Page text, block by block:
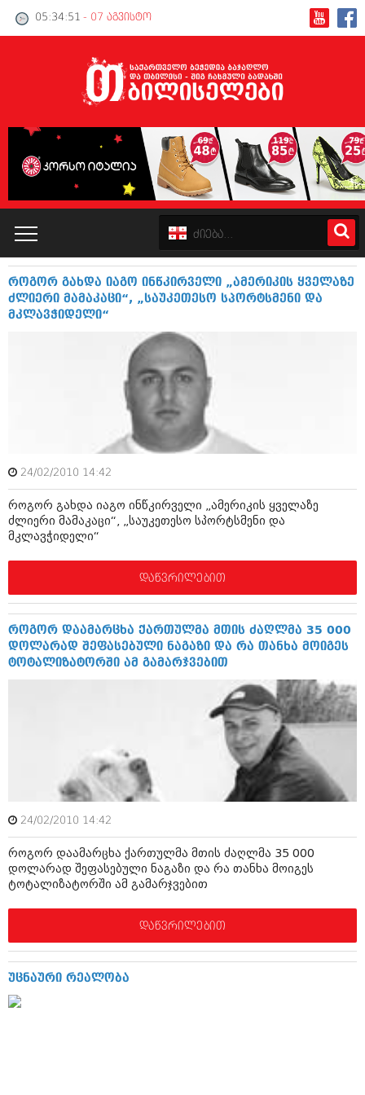
05:34:51 - 07 აგვისტო
ინტერვიუები
ამბები
საზოგადოება
მოდი, ვილაპარაკოთ
მოდა + დიზაინი
რელიგია
მედიცინა
ავტორჩევები
ბელადები
ბიზნესსიახლეები
გვარები
თემიდას სასწორი
კალეიდოსკოპი
ჰოროსკოპი და შეუცნობელი
კატალოგი
მოდი, ვილაპარაკოთ
მოდა + დიზაინი
რელიგია
კადრს მიღმა
კულინარია
თემიდას სასწორი
იუმორი
კალეიდოსკოპი
რომანი და დეტექტივი
როგორ გახდა იაგო ინწკირველი „ამერიკის ყველაზე
ძლიერი მამაკაცი“, „საუკეთესო სპორტსმენი და
მკლავჭიდელი“
24/02/2010 14:42
როგორ გახდა იაგო ინწკირველი „ამერიკის ყველაზე
ძლიერი მამაკაცი“, „საუკეთესო სპორტსმენი და
მკლავჭიდელი“
დაწვრილებით
როგორ დაამარცხა ქართულმა მთის ძაღლმა 35 000
დოლარად შეფასებული ნაგაზი და რა თანხა მოიგეს
ტოტალიზატორში ამ გამარჯვებით
24/02/2010 14:42
როგორ დაამარცხა ქართულმა მთის ძაღლმა 35 000
დოლარად შეფასებული ნაგაზი და რა თანხა მოიგეს
ტოტალიზატორში ამ გამარჯვებით
დაწვრილებით
უცნაური რეალობა